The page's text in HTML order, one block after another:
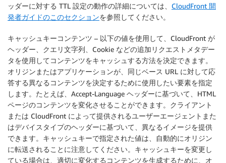
ッダーに対する TTL 設定の動作の詳細については、 CloudFront 開
発者ガイドのこのセクションを参照してください。
キャッシュキーコンテンツ – 以下の値を使用して、CloudFront が
ヘッダー、クエリ文字列、Cookie などの追加リクエストメタデー
タを使用してコンテンツをキャッシュする方法を決定できます。
オリジンまたはアプリケーションが、同じベース URL に対して応
答する異なるコンテンツを決定するために使用したい要素を指定
します。たとえば、Accept-Language ヘッダーに基づいて、HTML
ページのコンテンツを変化させることができます。クライアント
または CloudFront によって提供されるユーザーエージェントまた
はデバイスタイプのヘッダーに基づいて、異なるイメージを提供
できます。キャッシュキーで指定された値は、自動的にオリジン
に転送されることに注意してください。キャッシュキーを変更し
ている場合は、適切に変化するコンテンツを生成するために、オ